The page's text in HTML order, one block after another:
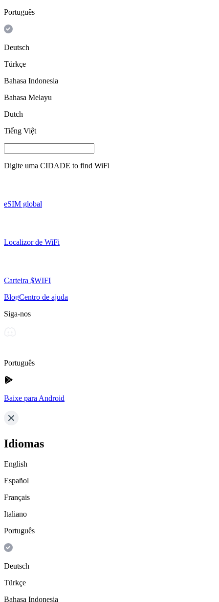
Português
Deutsch
Türkçe
Bahasa Indonesia
Bahasa Melayu
Dutch
Tiếng Việt
Digite uma CIDADE to find WiFi
eSIM global
Localizor de WiFi
Carteira $WIFI
BlogCentro de ajuda
Siga-nos
Português
Baixe para Android
Idiomas
English
Español
Français
Italiano
Português
Deutsch
Türkçe
Bahasa Indonesia